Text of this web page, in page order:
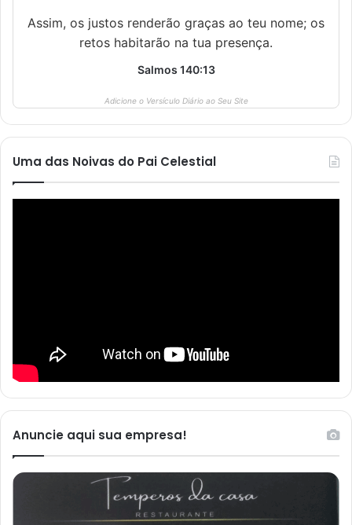
Assim, os justos renderão graças ao teu nome; os
retos habitarão na tua presença.
Salmos 140:13
Adicione o Versículo Diário ao Seu Site
Uma das Noivas do Pai Celestial
Anuncie aqui sua empresa!